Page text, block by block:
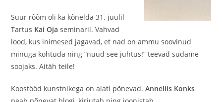
Suur rõõm oli ka kõnelda 31. juulil
Tartus Kai Ojaseminaril. Vahvad
lood, kus inimesed jagavad, et nad on ammu soovinud
minuga kohtuda ning “nüüd see juhtus!” teevad südame
soojaks. Aitäh teile!
Koostööd kunstnikega on alati põnevad.Anneliis Konks